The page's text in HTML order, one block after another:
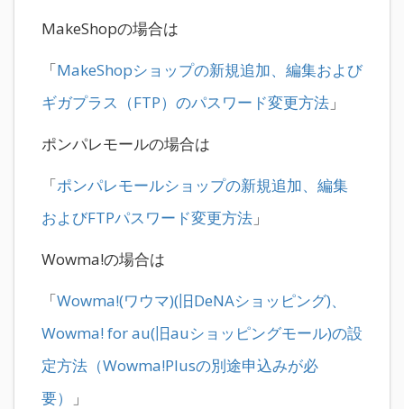
MakeShopの場合は
「MakeShopショップの新規追加、編集および
ギガプラス（FTP）のパスワード変更方法 」
ポンパレモールの場合は
「ポンパレモールショップの新規追加、編集
およびFTPパスワード変更方法 」
Wowma!の場合は
「Wowma!(ワウマ)(旧DeNAショッピング)、
Wowma! for au(旧auショッピングモール)の設
定方法（Wowma!Plusの別途申込みが必
要）
」